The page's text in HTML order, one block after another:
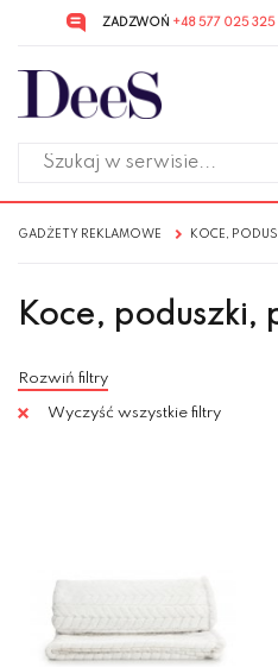
do menu
głównego
do
menu
w
ZADZWOŃ +48 577 025 325
GADŻETY REKLAMOWE KOCE,
Koce, poduszki,
Rozwiń filtry
Wyczyść wszystkie filtry